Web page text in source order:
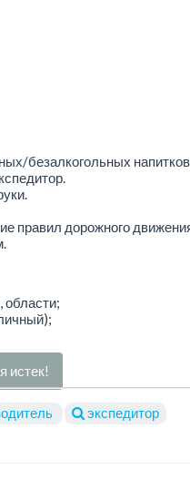
безалкогольных
правил дорожного
области;
истек!
экспедитор